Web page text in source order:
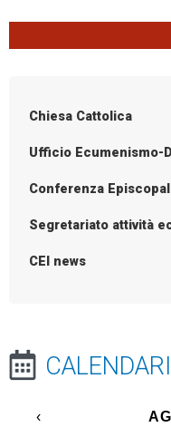
Chiesa Cattolica
Ufficio Ecumenismo-
Conferenza
Segretariato attività
CEI news
‹